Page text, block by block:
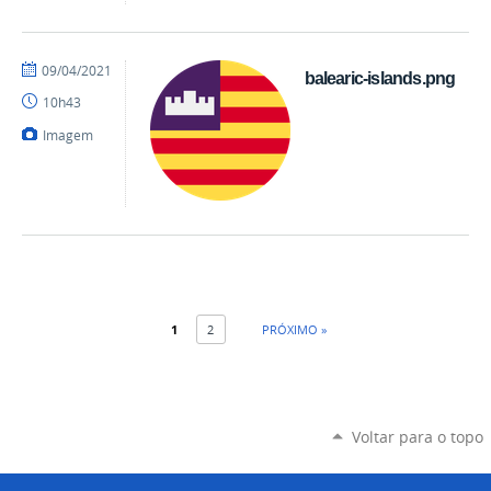
balearic-islands.png
por
publicado
09/04/2021
10h43
Imagem
1 2 PRÓXIMO »
Voltar para o topo